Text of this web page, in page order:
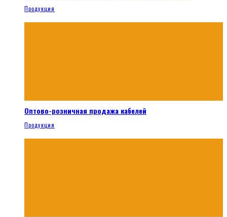
Продукция
Оптово-розничная продажа кабелей
Продукция